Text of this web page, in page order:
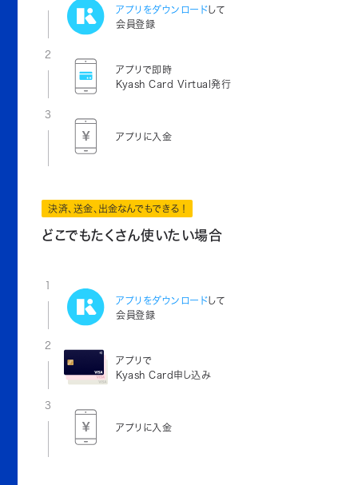
アプリをダウンロードして
会員登録
2
アプリで即時
Kyash Card Virtual発行
3
アプリに入金
決済、送金、出金なんでもできる！
どこでもたくさん使いたい場合
1
アプリをダウンロードして
会員登録
2
アプリで
Kyash Card申し込み
3
アプリに入金